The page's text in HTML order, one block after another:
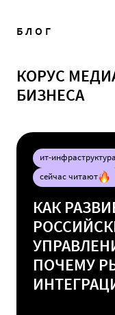
БЛОГ
КОРУС
БИЗНЕСА
ит-инфраструктура
сейчас читают
КАК
ПОЧЕМУ